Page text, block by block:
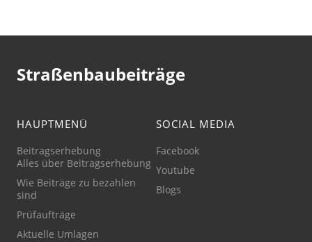
Straßenbaubeiträge
HAUPTMENÜ
Beitragserhebung
Alles über Beitragserhebung
Wie Beiträge zu bezahlen
sind
Prüfaufträge
Aktuelle Umlagen
SOCIAL MEDIA
Facebook
Youtube
Blogs